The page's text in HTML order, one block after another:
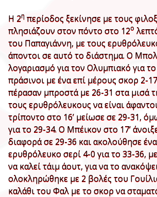
Η 2η περίοδος ξεκίνησε με τους
πλησιάζουν στον πόντο στο 12ο
του Παπαγιάννη, με τους
άποντοι σε αυτό το διάστημα. Ο
λογαριασμό για τον Ολυμπιακό για
πράσινοι με ένα επί μέρους σκορ 2-
πέρασαν μπροστά με 26-31 στα μισά
τους ερυθρόλευκους να είναι
τρίποντο στο 16’ μείωσε σε 29-31,
για το 29-34. Ο Μπέικον στο 17’
διαφορά σε 29-36 και ακολούθησε
ερυθρόλευκο σερί 4-0 για το 33-36,
να καλεί τάιμ άουτ, για να το
ολοκληρώθηκε με 2 βολές του
καλάθι του Φαλ με το σκορ να